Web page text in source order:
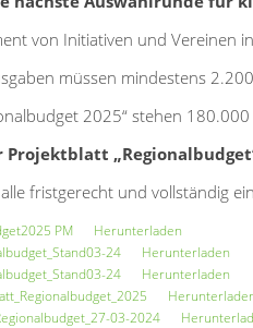
von Initiativen und Vereinen
müssen mindestens
2025“ stehen
fristgerecht und vollständig
PM
Herunterladen
24
Herunterladen
24
Herunterladen
03-2024